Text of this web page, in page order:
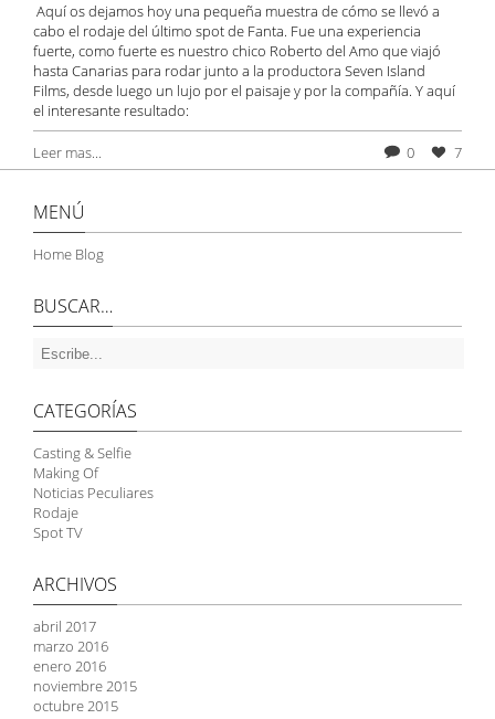
Aquí os dejamos hoy una pequeña muestra de cómo se llevó a
cabo el rodaje del último spot de Fanta. Fue una experiencia
fuerte, como fuerte es nuestro chico Roberto del Amo que viajó
hasta Canarias para rodar junto a la productora Seven Island
Films, desde luego un lujo por el paisaje y por la compañía. Y aquí
el interesante resultado:
Leer mas... 0 7
MENÚ
Home Blog
BUSCAR…
CATEGORÍAS
Casting & Selfie
Making Of
Noticias Peculiares
Rodaje
Spot TV
ARCHIVOS
abril 2017
marzo 2016
enero 2016
noviembre 2015
octubre 2015